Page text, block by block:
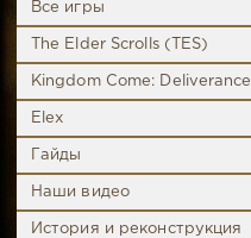
Все игры
The Elder Scrolls (TES)
Kingdom Come: Deliverance
Elex
Гайды
Наши видео
История и реконструкция